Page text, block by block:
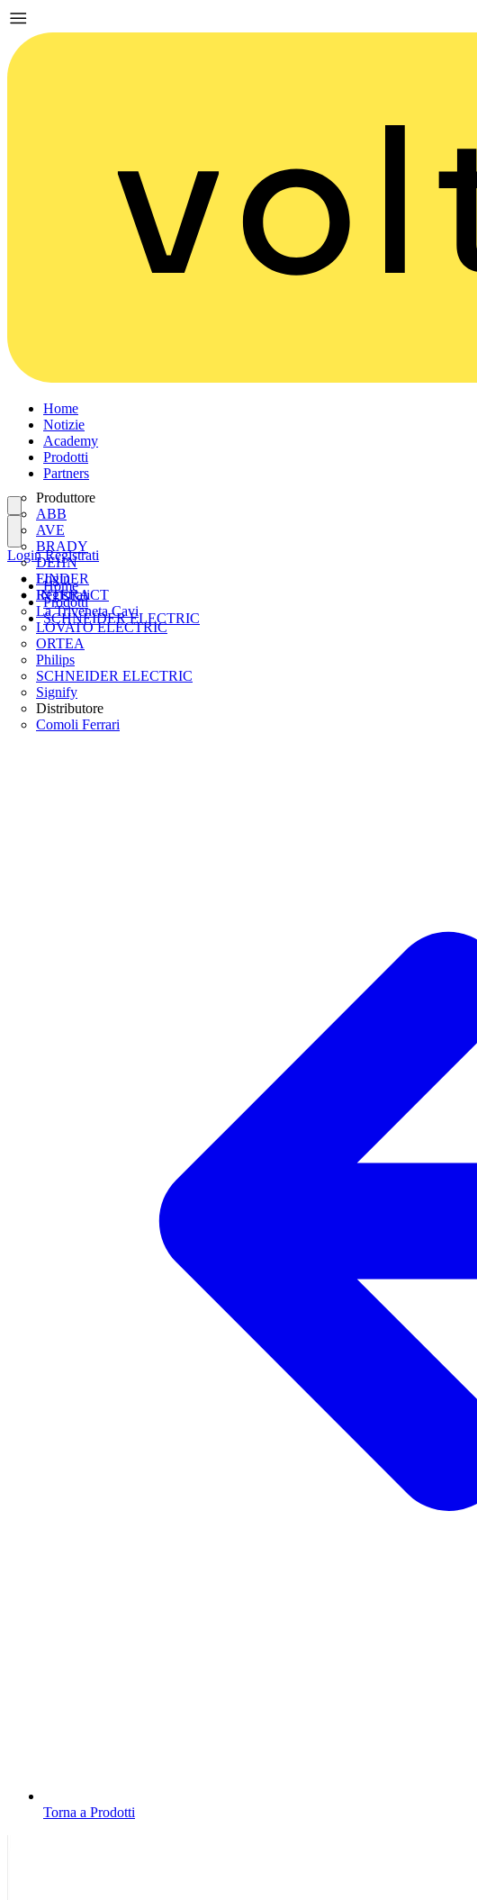
Home
Notizie
Academy
Prodotti
Partners
Produttore
ABB
AVE
BRADY
DEHN
FINDER
INTERACT
La Triveneta Cavi
LOVATO ELECTRIC
ORTEA
Philips
SCHNEIDER ELECTRIC
Signify
Distributore
Comoli Ferrari
Login
Registrati
Login Registrati
Home
Prodotti
SCHNEIDER ELECTRIC
Torna a Prodotti